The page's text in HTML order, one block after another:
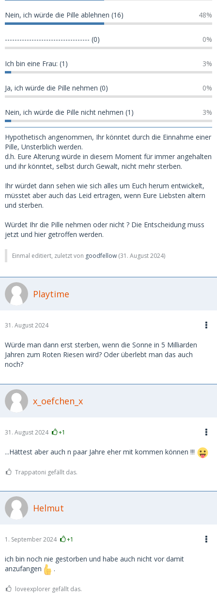
Nein, ich würde die Pille ablehnen (16) 48%
----------------------------------- (0) 0%
Ich bin eine Frau: (1) 3%
Ja, ich würde die Pille nehmen (0) 0%
Nein, ich würde die Pille nicht nehmen (1) 3%
Hypothetisch angenommen, Ihr könntet durch die Einnahme einer
Pille, Unsterblich werden.
d.h. Eure Alterung würde in diesem Moment für immer angehalten
und ihr könntet, selbst durch Gewalt, nicht mehr sterben.
Ihr würdet dann sehen wie sich alles um Euch herum entwickelt,
müsstet aber auch das Leid ertragen, wenn Eure Liebsten altern
und sterben.
Würdet Ihr die Pille nehmen oder nicht ? Die Entscheidung muss
jetzt und hier getroffen werden.
Einmal editiert, zuletzt von goodfellow (31. August 2024)
Playtime
31. August 2024
Würde man dann erst sterben, wenn die Sonne in 5 Milliarden
Jahren zum Roten Riesen wird? Oder überlebt man das auch
noch?
x_oefchen_x
31. August 2024 +1
...Hättest aber auch n paar Jahre eher mit kommen können !!!
Trappatoni gefällt das.
Helmut
1. September 2024 +1
ich bin noch nie gestorben und habe auch nicht vor damit
anzufangen
.
loveexplorer gefällt das.